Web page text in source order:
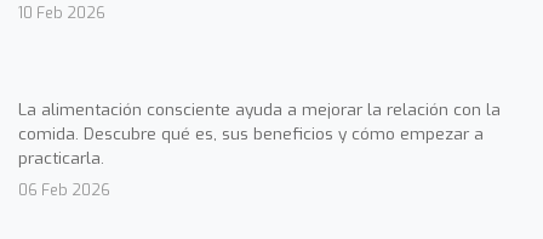
10 Feb 2026
La alimentación consciente ayuda a mejorar la relación con la
comida. Descubre qué es, sus beneficios y cómo empezar a
practicarla.
06 Feb 2026